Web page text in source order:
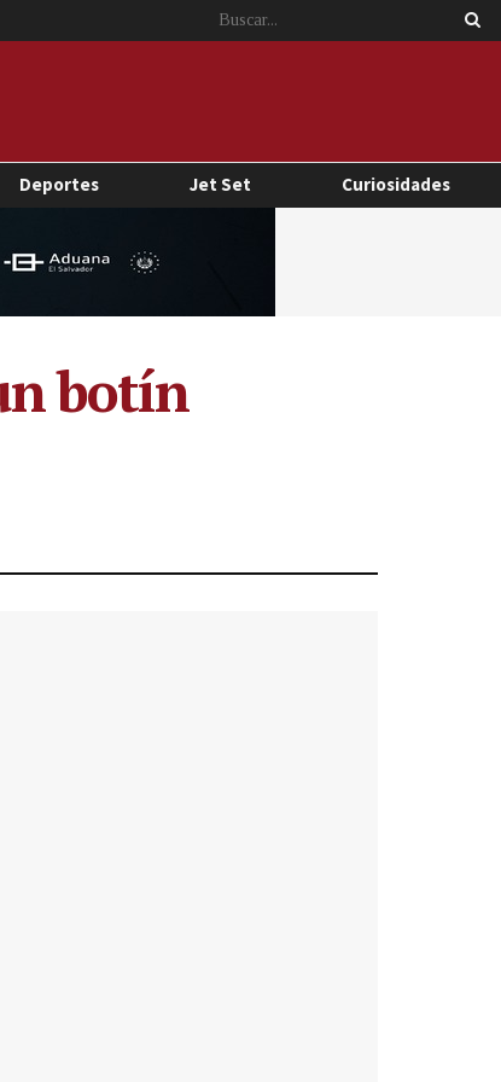
Deportes Jet Set Curiosidades
botín